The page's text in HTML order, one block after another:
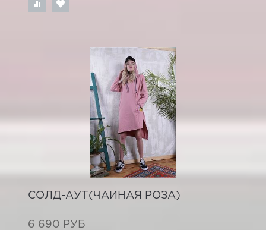
СОЛД-АУТ(ЧАЙНАЯ РОЗА)
6 690 РУБ